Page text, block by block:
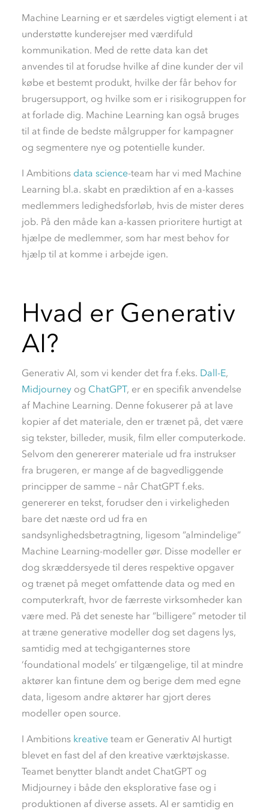
Machine Learning er et særdeles vigtigt element i at
understøtte kunderejser med værdifuld
kommunikation. Med de rette data kan det
anvendes til at forudse hvilke af dine kunder der vil
købe et bestemt produkt, hvilke der får behov for
brugersupport, og hvilke som er i risikogruppen for
at forlade dig. Machine Learning kan også bruges
til at finde de bedste målgrupper for kampagner
og segmentere nye og potentielle kunder.
I Ambitions data science-team har vi med Machine
Learning bl.a. skabt en prædiktion af en a-kasses
medlemmers ledighedsforløb, hvis de mister deres
job. På den måde kan a-kassen prioritere hurtigt at
hjælpe de medlemmer, som har mest behov for
hjælp til at komme i arbejde igen.
Hvad er Generativ
AI?
Generativ AI, som vi kender det fra f.eks. Dall-E,
Midjourneyog ChatGPT, er en specifik anvendelse
af Machine Learning. Denne fokuserer på at lave
kopier af det materiale, den er trænet på, det være
sig tekster, billeder, musik, film eller computerkode.
Selvom den genererer materiale ud fra instrukser
fra brugeren, er mange af de bagvedliggende
principper de samme – når ChatGPT f.eks.
genererer en tekst, forudser den i virkeligheden
bare det næste ord ud fra en
sandsynlighedsbetragtning, ligesom ”almindelige”
Machine Learning-modeller gør. Disse modeller er
dog skræddersyede til deres respektive opgaver
og trænet på meget omfattende data og med en
computerkraft, hvor de færreste virksomheder kan
være med. På det seneste har ”billigere” metoder til
at træne generative modeller dog set dagens lys,
samtidig med at techgiganternes store
‘foundational models’ er tilgængelige, til at mindre
aktører kan fintune dem og berige dem med egne
data, ligesom andre aktører har gjort deres
modeller open source.
I Ambitions kreativeteam er Generativ AI hurtigt
blevet en fast del af den kreative værktøjskasse.
Teamet benytter blandt andet ChatGPT og
Midjourney i både den eksplorative fase og i
produktionen af diverse assets. AI er samtidig en